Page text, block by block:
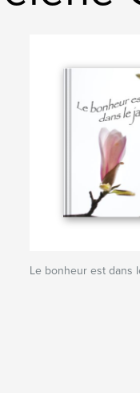
Le bonheur est dans